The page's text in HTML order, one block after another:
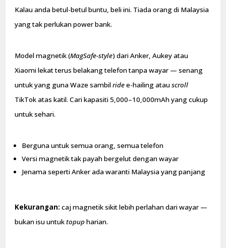
Kalau anda betul-betul buntu, beli ini. Tiada orang di Malaysia
yang tak perlukan power bank.
Model magnetik (MagSafe-style) dari Anker, Aukey atau
Xiaomi lekat terus belakang telefon tanpa wayar — senang
untuk yang guna Waze sambilridee-hailing atauscroll
TikTok atas katil. Cari kapasiti 5,000–10,000mAh yang cukup
untuk sehari.
Berguna untuk semua orang, semua telefon
Versi magnetik tak payah bergelut dengan wayar
Jenama seperti Anker ada waranti Malaysia yang panjang
Kekurangan: caj magnetik sikit lebih perlahan dari wayar —
bukan isu untuktopupharian.